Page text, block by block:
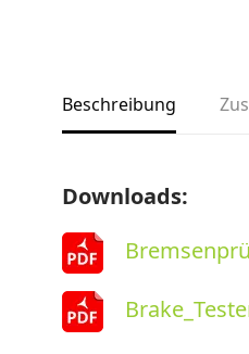
Beschreibung
Downloads: